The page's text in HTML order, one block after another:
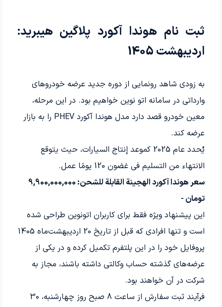
ثبت نام هوندا آکورد پلاگین هیبرید:
اردیبهشت 1405
به زودی شاهد رونمایی از دوره جدید عرضه خودروهای
وارداتی در سامانه اتو نوین خواهیم بود. در این مرحله،
معین خودرو قصد دارد مدل هوندا آکورد PHEV را به بازار
عرضه کند.
يُحدد عام 2025 كموعد إنتاج السيارات، حيث يتوقع
الانتهاء من التسليم في غضون 120 يومًا عمل.
سعر هوندا آكورد الهجينة القابلة للشحن: 9,900,000,000
تومان -
این پیشنهاد ویژه فقط برای کاربران اتونوین طراحی شده
است و تنها افرادی که قبل از تاریخ 20 اردیبهشت‌ماه 1405
پروفایل خود را در این پلتفرم تکمیل کرده و در یکی از
عرضه‌های گذشته حساب وکالتی داشته باشند، مجاز به
شرکت در آن خواهند بود.
فرآیند ثبت سفارش از ساعت 8 صبح روز چهارشنبه، 30